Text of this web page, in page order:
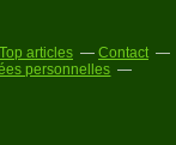
Top articles
Contact
personnelles